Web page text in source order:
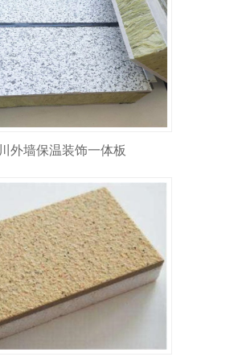
外墙保温装饰一体板